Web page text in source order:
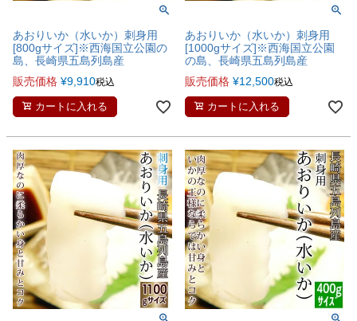
あおりいか（水いか）刺身用
[800gサイズ]※西海国立公園の
島、長崎県五島列島産
販売価格 ¥9,910税込
カートに入れる
あおりいか（水いか）刺身用
[1000gサイズ]※西海国立公園
の島、長崎県五島列島産
販売価格 ¥12,500税込
カートに入れる